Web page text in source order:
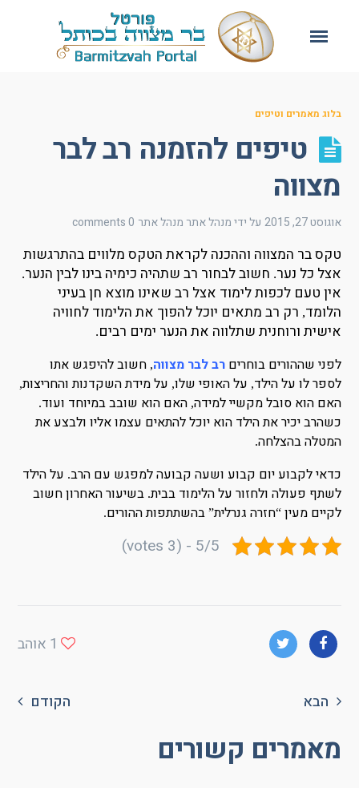
בלוג מאמרים וטיפים
טיפים להזמנה רב לבר
מצווה
אוגוסט 27, 2015 על ידי מנהל אתרמנהל אתר 0 comments
טקס בר המצווה וההכנה לקראת הטקס מלווים בהתרגשות
אצל כל נער.חשוב לבחור רב שתהיה כימיה בינו לבין הנער.
אין טעם לכפות לימוד אצל רב שאינו מוצא חן בעיני
הלומד,רק רב מתאים יוכל להפוך את הלימוד לחוויה
אישית ורוחנית שתלווה את הנער ימים רבים.
לפני שההורים בוחריםרב לבר מצווה,חשוב להיפגש אתו
לספר לו על הילד,על האופי שלו,על מידת השקדנות והחריצות,
האם הוא סובל מקשיי למידה,האם הוא שובב במיוחד ועוד.
כשהרב יכיר את הילד הוא יוכל להתאים עצמו אליו ולבצע את
המטלה בהצלחה.
כדאי לקבוע יום קבוע ושעה קבועה למפגש עם הרב.על הילד
לשתף פעולה ולחזור על הלימוד בבית.בשיעור האחרון חשוב
לקיים מעין“חזרה גנרלית”בהשתתפות ההורים.
5/5 - (3 votes)
1 אוהב
הקודם הבא
מאמרים קשורים